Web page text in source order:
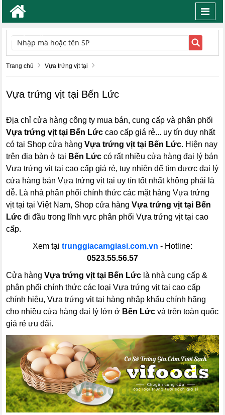
TÌM KIẾM
Trang chủ Vựa trứng vịt tại
Vựa trứng vịt tại Bến Lức
Địa chỉ cửa hàng công ty mua bán, cung cấp và phân phối
Vựa trứng vịt tại Bến Lức cao cấp giá rẻ... uy tín duy nhất
có tại Shop cửa hàngVựa trứng vịt tại Bến Lức. Hiện nay
trên địa bàn ở tại Bến Lức có rất nhiều cửa hàng đại lý bán
Vựa trứng vịt tại cao cấp giá rẻ, tuy nhiên để tìm được đại lý
cửa hàng bán Vựa trứng vịt tại uy tín tốt nhất không phải là
dễ. Là nhà phân phối chính thức các mặt hàng Vựa trứng
vịt tại tại Việt Nam, Shop cửa hàngVựa trứng vịt tại Bến
Lức đi đầu trong lĩnh vực phân phối Vựa trứng vịt tại cao
cấp.
Xem tại trunggiacamgiasi.com.vn - Hotline:
0523.55.56.57
Cửa hàngVựa trứng vịt tại Bến Lức là nhà cung cấp &
phân phối chính thức các loại Vựa trứng vịt tại cao cấp
chính hiệu, Vựa trứng vịt tại hàng nhập khẩu chính hãng
cho nhiều cửa hàng đại lý lớn ở Bến Lức và trên toàn quốc
giá rẻ ưu đãi.